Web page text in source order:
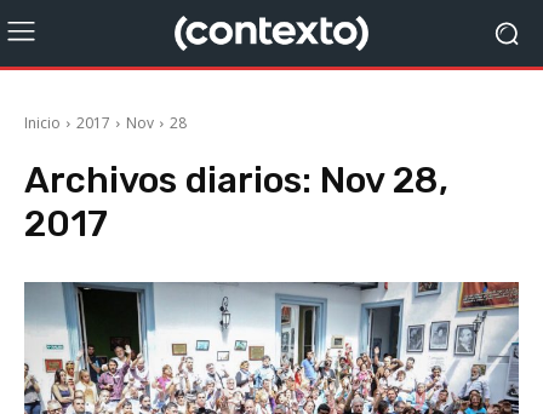
Inicio 2017 Nov 28
Archivos diarios: Nov 28,
2017